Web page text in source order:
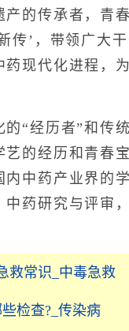
的传承者，青
传’，带领广大
现代化进程，
经历者”和传统
艺的经历和青春
中药产业界的
药研究与评审
救常识_中毒急救
检查?_传染病